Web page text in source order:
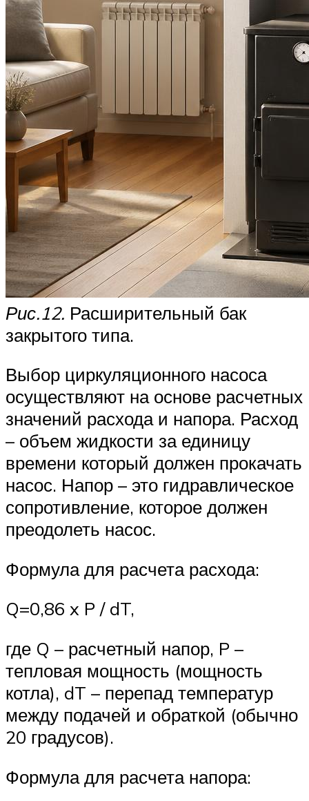
Рис.12. Расширительный бак
закрытого типа.
Выбор циркуляционного насоса
осуществляют на основе расчетных
значений расхода и напора. Расход
– объем жидкости за единицу
времени который должен прокачать
насос. Напор – это гидравлическое
сопротивление, которое должен
преодолеть насос.
Формула для расчета расхода:
Q=0,86 x P / dT,
где Q – расчетный напор, P –
тепловая мощность (мощность
котла), dT – перепад температур
между подачей и обраткой (обычно
20 градусов).
Формула для расчета напора: